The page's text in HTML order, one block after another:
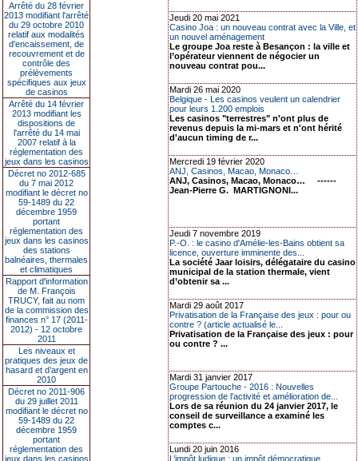
Arrêté du 28 février
2013 modifiant l'arrêté
du 29 octobre 2010
relatif aux modalités
d'encaissement, de
recouvrement et de
contrôle des
prélèvements
spécifiques aux jeux
de casinos
Arrêté du 14 février
2013 modifiant les
dispositions de
l'arrêté du 14 mai
2007 relatif à la
réglementation des
jeux dans les casinos
Décret no 2012-685
du 7 mai 2012
modifiant le décret no
59-1489 du 22
décembre 1959
portant
réglementation des
jeux dans les casinos
des stations
balnéaires, thermales
et climatiques
Rapport d'information
de M. François
TRUCY, fait au nom
de la commission des
finances n° 17 (2011-
2012) - 12 octobre
2011
Les niveaux et
pratiques des jeux de
hasard et d’argent en
2010
Décret no 2011-906
du 29 juillet 2011
modifiant le décret no
59-1489 du 22
décembre 1959
portant
réglementation des
jeux dans les casinos
Jeudi 20 mai 2021
Casino Joa : un nouveau contrat avec la Ville, et
un nouvel aménagement
Le groupe Joa reste à Besançon : la ville et
l’opérateur viennent de négocier un
nouveau contrat pou...
Mardi 26 mai 2020
Belgique - Les casinos veulent un calendrier
pour leurs 1.200 emplois
Les casinos "terrestres" n'ont plus de
revenus depuis la mi-mars et n'ont hérité
d'aucun timing de r...
Mercredi 19 février 2020
ANJ, Casinos, Macao, Monaco…
ANJ, Casinos, Macao, Monaco… ------
Jean-Pierre G. MARTIGNONI...
Jeudi 7 novembre 2019
P.-O. : le casino d'Amélie-les-Bains obtient sa
licence, ouverture imminente des...
La société Jaar loisirs, délégataire du casino
municipal de la station thermale, vient
d’obtenir sa ...
Mardi 29 août 2017
Privatisation de la Française des jeux : pour ou
contre ? (article actualisé le...
Privatisation de la Française des jeux : pour
ou contre ? ...
Mardi 31 janvier 2017
Groupe Partouche - 2016 : Nouvelles
progression de l'activité et amélioration de...
Lors de sa réunion du 24 janvier 2017, le
conseil de surveillance a examiné les
comptes c...
Lundi 20 juin 2016
L’impôt ludique : un impôt démocratique